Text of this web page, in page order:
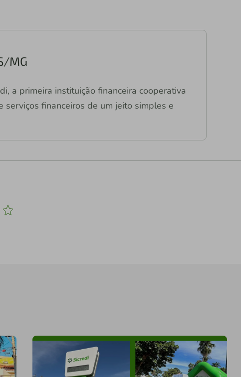
MG
a primeira instituição financeira cooperativa
serviços financeiros de um jeito simples e